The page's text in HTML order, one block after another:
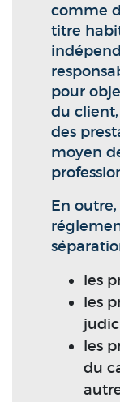
comme
titre
pour
du
des
moyen
En
les
les
les
du